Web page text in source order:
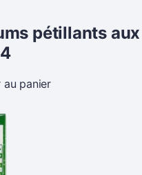
pétillants aux
au panier